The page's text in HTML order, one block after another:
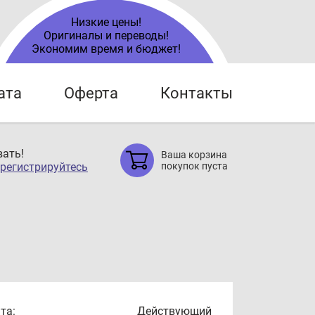
Низкие цены!
Оригиналы и переводы!
Экономим время и бюджет!
Оферта Контакты
Ваша корзина
покупок пуста
Действующий